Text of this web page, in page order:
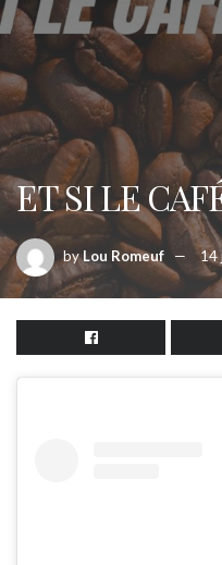
ET SI LE
byLou Romeuf 14